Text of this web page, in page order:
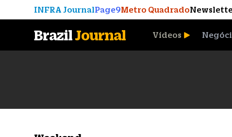
INFRA JournalPage9Metro Quadrado
BrazilJournal Vídeos